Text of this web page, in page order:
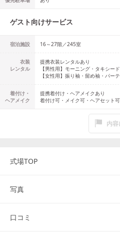
ゲスト向けサービス
宿泊施設 16～27階／245室
衣装
レンタル
提携衣装レンタルあり
【男性用】 モーニング・タキシード
【女性用】 振り袖・留め袖・パー
着付け・
ヘアメイク
提携着付け・ヘアメイクあり
着付け可・メイク可・ヘアセット可
内
式場TOP
写真
口コミ